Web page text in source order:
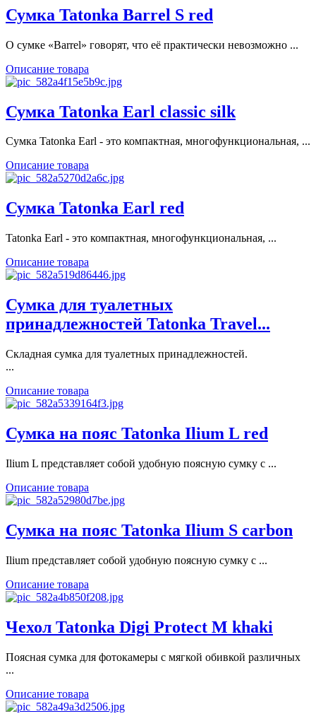
Сумка Tatonka Barrel S red
О сумке «Barrel» говорят, что её практически невозможно ...
Описание товара
Сумка Tatonka Earl classic silk
Сумка Tatonka Earl - это компактная, многофункциональная, ...
Описание товара
Сумка Tatonka Earl red
Tatonka Earl - это компактная, многофункциональная, ...
Описание товара
Сумка для туалетных
принадлежностей Tatonka Travel...
Складная сумка для туалетных принадлежностей.
...
Описание товара
Сумка на пояс Tatonka Ilium L red
Ilium L представляет собой удобную поясную сумку с ...
Описание товара
Сумка на пояс Tatonka Ilium S carbon
Ilium представляет собой удобную поясную сумку с ...
Описание товара
Чехол Tatonka Digi Protect M khaki
Поясная сумка для фотокамеры с мягкой обивкой различных
...
Описание товара